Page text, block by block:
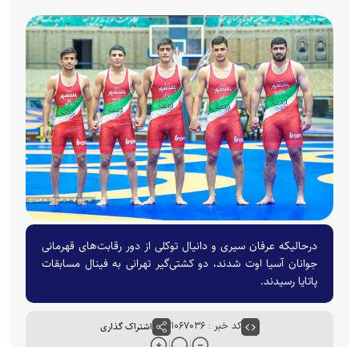
درحالیکه عرفان سیری و دانیال توکلی از دور رقابت‌های قهرمانی
جوانان آسیا اوت شدند، دو کشتی‌گیر تهرانی به فینال مسابقات
پاتایا رسیدند.
کد خبر : ۱۰۶۷۰۳۶ اشتراک گذاری